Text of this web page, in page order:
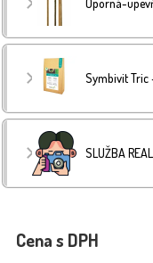
Oporná-
Symbivit Tric
SLUŽBA
Cena s DPH